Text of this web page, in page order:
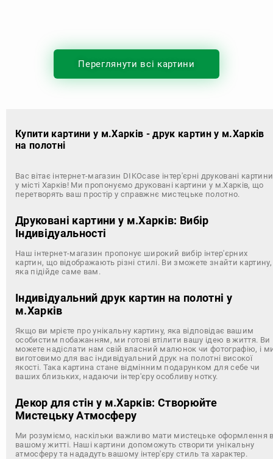
Переглянути всі картини
Купити картини у м.Харків - друк картин у м.Харків
на полотні
Вас вітає інтернет-магазин DIKOcase інтер'єрні друковані картини
у місті Харків! Ми пропонуємо друковані картини у м.Харків, що
перетворять ваш простір у справжнє мистецьке полотно.
Друковані картини у м.Харків: Вибір
Індивідуальності
Наш інтернет-магазин пропонує широкий вибір інтер'єрних
картин, що відображають різні стилі. Ви зможете знайти картину,
яка підійде саме вам.
Індивідуальний друк картин на полотні у
м.Харків
Якщо ви мрієте про унікальну картину, яка відповідає вашим
особистим побажанням, ми готові втілити вашу ідею в життя. Ви
можете надіслати нам свій власний малюнок чи фотографію, і
виготовимо для вас індивідуальний друк на полотні високої
якості. Така картина стане відмінним подарунком для себе чи
ваших близьких, надаючи інтер'єру особливу нотку.
Декор для стін у м.Харків: Створюйте
Мистецьку Атмосферу
Ми розуміємо, наскільки важливо мати мистецьке оформлення
вашому житті. Наші картини допоможуть створити унікальну
атмосферу та нададуть вашому інтер'єру стиль та характер.